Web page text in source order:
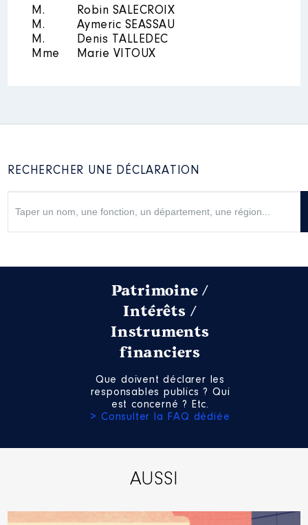
M.
Robin SALECROIX
M.
Aymeric SEASSAU
M.
Denis TALLEDEC
Mme
Marie VITOUX
RECHERCHER UNE DÉCLARATION
Patrimoine /
Intérêts /
Instruments
financiers
Que doivent déclarer les
responsables publics ? Qui
est concerné ? Etc.
> Consulter la FAQ dédiée
AUSSI